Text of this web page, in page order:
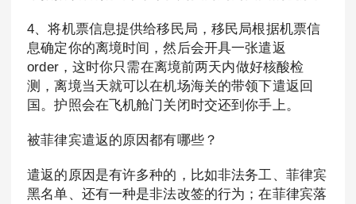
4、将机票信息提供给移民局，移民局根据机票信
息确定你的离境时间，然后会开具一张遣返
order，这时你只需在离境前两天内做好核酸检
测，离境当天就可以在机场海关的带领下遣返回
国。护照会在飞机舱门关闭时交还到你手上。
被菲律宾遣返的原因都有哪些？
遣返的原因是有许多种的，比如非法务工、菲律宾
黑名单、还有一种是非法改签的行为；在菲律宾落